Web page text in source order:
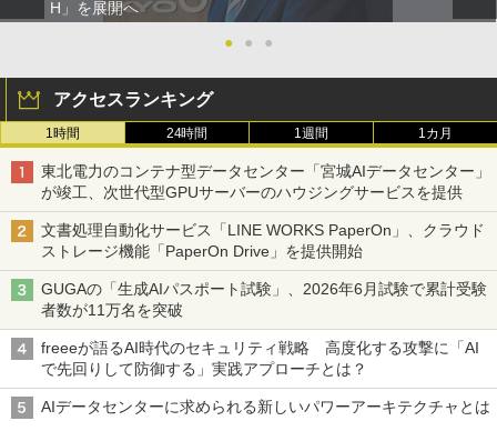
H」を展開へ
●
● ●
アクセスランキング
1時間 24時間 1週間 1カ月
東北電力のコンテナ型データセンター「宮城AIデータセンター」
が竣工、次世代型GPUサーバーのハウジングサービスを提供
文書処理自動化サービス「LINE WORKS PaperOn」、クラウド
ストレージ機能「PaperOn Drive」を提供開始
GUGAの「生成AIパスポート試験」、2026年6月試験で累計受験
者数が11万名を突破
freeeが語るAI時代のセキュリティ戦略 高度化する攻撃に「AI
で先回りして防御する」実践アプローチとは？
AIデータセンターに求められる新しいパワーアーキテクチャとは